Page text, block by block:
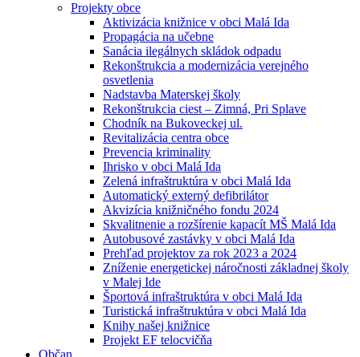
Projekty obce
Aktivizácia knižnice v obci Malá Ida
Propagácia na učebne
Sanácia ilegálnych skládok odpadu
Rekonštrukcia a modernizácia verejného
osvetlenia
Nadstavba Materskej školy
Rekonštrukcia ciest – Zimná, Pri Splave
Chodník na Bukoveckej ul.
Revitalizácia centra obce
Prevencia kriminality
Ihrisko v obci Malá Ida
Zelená infraštruktúra v obci Malá Ida
Automatický externý defibrilátor
Akvizícia knižničného fondu 2024
Skvalitnenie a rozšírenie kapacít MŠ Malá Ida
Autobusové zastávky v obci Malá Ida
Prehľad projektov za rok 2023 a 2024
Zníženie energetickej náročnosti základnej školy
v Malej Ide
Športová infraštruktúra v obci Malá Ida
Turistická infraštruktúra v obci Malá Ida
Knihy našej knižnice
Projekt EF telocvičňa
Občan